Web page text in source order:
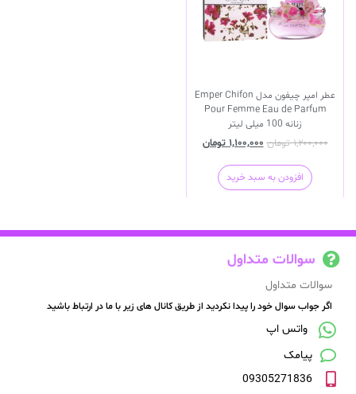
عطر امپر چیفون مدل Emper Chifon
Pour Femme Eau de Parfum
زنانه 100 میلی لیتر
۱,۲۰۰,۰۰۰ تومان ۱,۱۰۰,۰۰۰ تومان
افزودن به سبد خرید
سوالات متداول
سوالات متداول
اگر جواب سوال خود را پیدا نکردید از طریق کانال های زیر با ما در ارتباط باشید
واتس اپ
پیامک
09305271836